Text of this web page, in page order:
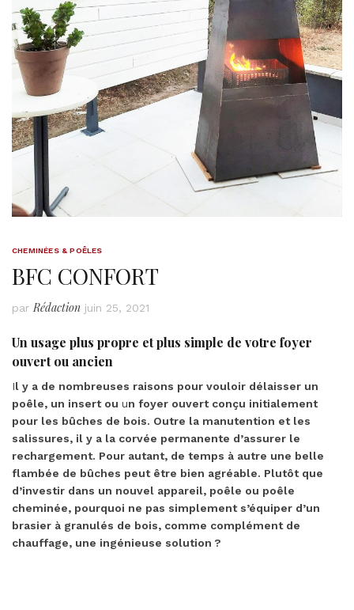
CHEMINÉES & POÊLES
BFC CONFORT
par Rédaction juin 25, 2021
Un usage plus propre et plus simple de votre foyer
ouvert ou ancien
Il y a de nombreuses raisons pour vouloir délaisser un
poêle, un insert ou un foyer ouvert conçu initialement
pour les bûches de bois. Outre la manutention et les
salissures, il y a la corvée permanente d’assurer le
rechargement. Pour autant, de temps à autre une belle
flambée de bûches peut être bien agréable. Plutôt que
d’investir dans un nouvel appareil, poêle ou poêle
cheminée, pourquoi ne pas simplement s’équiper d’un
brasier à granulés de bois, comme complément de
chauffage, une ingénieuse solution ?